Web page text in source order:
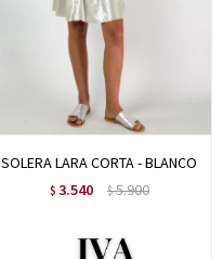
SOLERA LARA CORTA - BLANCO
$ 3.540 $5.900